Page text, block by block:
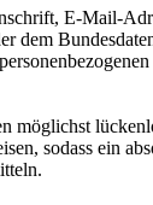
E-Mail-
sodass ein